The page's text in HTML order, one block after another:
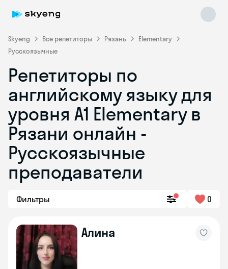
Skyeng Все репетиторы Рязань
Elementary
Русскоязычные
Репетиторы по
английскому языку для
уровня A1 Elementary в
Рязани онлайн -
Русскоязычные
преподаватели
Фильтры 0
Алина
Skyeng Chat